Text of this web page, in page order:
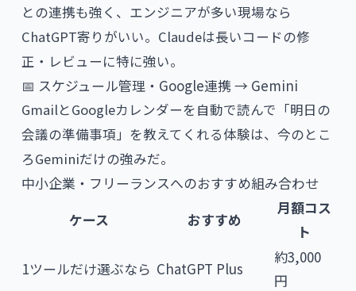
との連携も強く、エンジニアが多い現場なら
ChatGPT寄りがいい。Claudeは長いコードの修
正・レビューに特に強い。
📅 スケジュール管理・Google連携 → Gemini
GmailとGoogleカレンダーを自動で読んで「明日の
会議の準備事項」を教えてくれる体験は、今のとこ
ろGeminiだけの強みだ。
中小企業・フリーランスへのおすすめ組み合わせ
ケース
おすすめ
月額コス
ト
1ツールだけ選ぶなら ChatGPT Plus
約3,000
円